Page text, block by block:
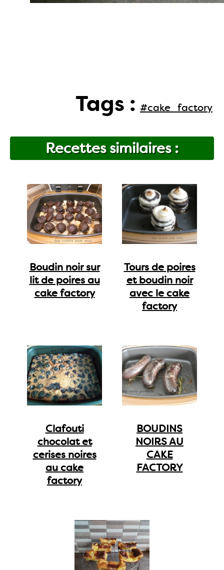
Tags : #cake_factory
Recettes similaires :
Boudin noir sur
lit de poires au
cake factory
Tours de poires
et boudin noir
avec le cake
factory
Clafouti
chocolat et
cerises noires
au cake
factory
BOUDINS
NOIRS AU
CAKE
FACTORY